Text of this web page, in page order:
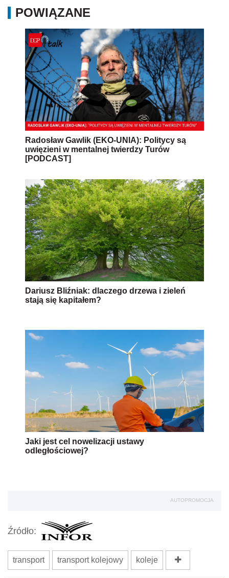
POWIĄZANE
Radosław Gawlik (EKO-UNIA): Politycy są
uwięzieni w mentalnej twierdzy Turów
[PODCAST]
Dariusz Bliźniak: dlaczego drzewa i zieleń
stają się kapitałem?
Jaki jest cel nowelizacji ustawy
odległościowej?
AUTOPROMOCJA
Źródło:
transport transport kolejowy koleje